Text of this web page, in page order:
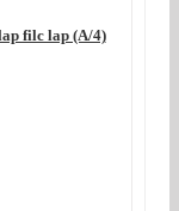
filc lap (A/4)